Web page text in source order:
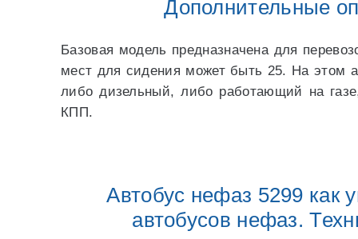
Дополнительные
Базовая модель предназначена для
мест для сидения может быть 25. На этом
либо дизельный, либо работающий на
КПП.
Автобус нефаз 5299 как
автобусов нефаз.